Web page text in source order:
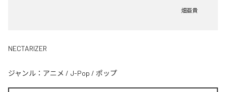
畑亜貴
NECTARIZER
ジャンル： アニメ / J-Pop / ポップ